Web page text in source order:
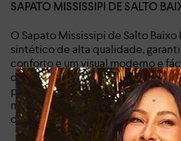
SAPATO MISSISSIPI DE SALTO
O Sapato Mississipi de Salto
sintético de alta qualidade,
conforto e um visual moderno e
disso, é perfeito para ser
para um visual casual chic, com
mais elegante, ou com shorts e
descontraído.